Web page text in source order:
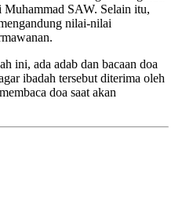
SAW. Selain itu,
nilai-nilai
ini, ada adab dan bacaan doa
ibadah tersebut diterima oleh
doa saat akan